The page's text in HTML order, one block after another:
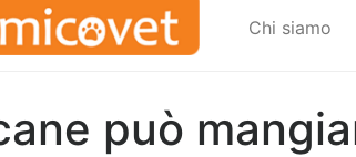
Chi siamo
può